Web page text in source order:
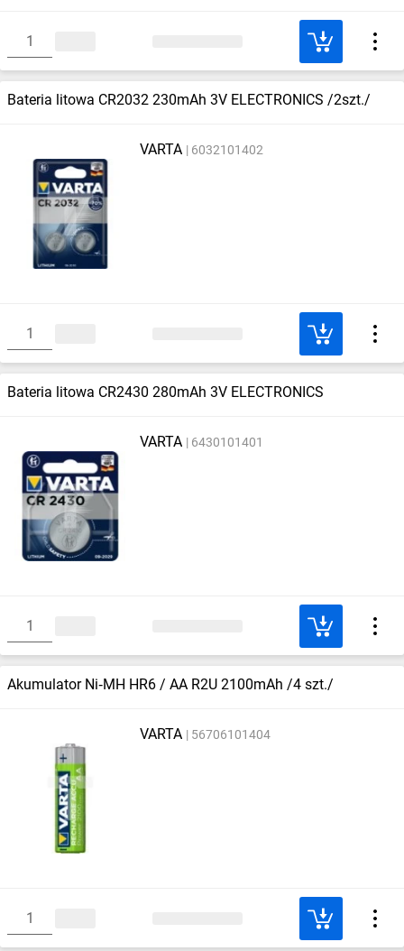
Bateria litowa CR2032 230mAh 3V ELECTRONICS /2szt./
VARTA 6032101402
Bateria litowa CR2430 280mAh 3V ELECTRONICS
VARTA 6430101401
Akumulator Ni‑MH HR6 / AA R2U 2100mAh /4 szt./
VARTA 56706101404